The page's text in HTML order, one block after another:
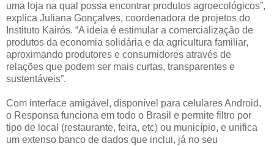
uma loja na qual possa encontrar produtos agroecológicos”,
explica Juliana Gonçalves, coordenadora de projetos do
Instituto Kairós. “A ideia é estimular a comercialização de
produtos da economia solidária e da agricultura familiar,
aproximando produtores e consumidores através de
relações que podem ser mais curtas, transparentes e
sustentáveis”.
Com interface amigável, disponível para celulares Android,
o Responsa funciona em todo o Brasil e permite filtro por
tipo de local (restaurante, feira, etc) ou município, e unifica
um extenso banco de dados que inclui, já no seu